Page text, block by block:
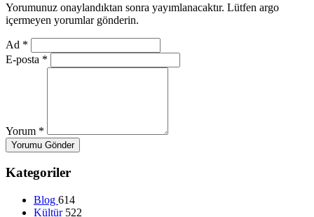
Yorumunuz onaylandıktan sonra yayımlanacaktır. Lütfen argo
içermeyen yorumlar gönderin.
Ad *
E-posta *
Yorum *
Yorumu Gönder
Kategoriler
Blog 614
Kültür 522